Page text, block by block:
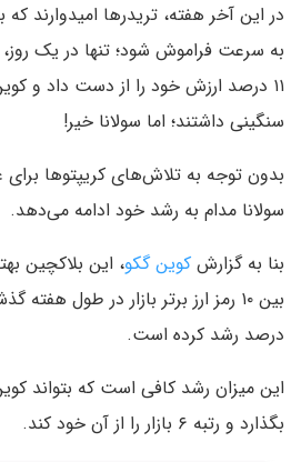
در این آخر هفته، تریدرها امیدوارند
به سرعت فراموش شود؛ تنها در یک روز،
۱۱ درصد ارزش خود را از دست داد و
سنگینی داشتند؛ اما سولانا خیر!
بدون توجه به تلاش‌های کریپتوها
سولانا مدام به رشد خود ادامه می‌دهد.
بنا به گزارش کوین گکو، این بلاکچین
درصد رشد کرده است.
بگذارد و رتبه ۶ بازار را از آن خود کند.